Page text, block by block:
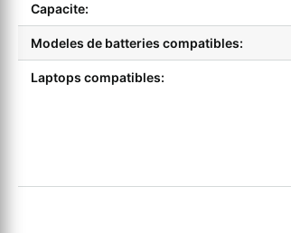
Capacite:
Modeles de batteries compatibles:
Laptops compatibles: